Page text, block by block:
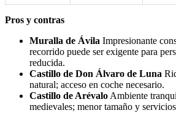
Pros y contras
Muralla de Ávila Impresionante
recorrido puede ser exigente para
reducida.
Castillo de Don Álvaro de Luna
natural; acceso en coche necesario.
Castillo de ArévaloAmbiente
medievales; menor tamaño y